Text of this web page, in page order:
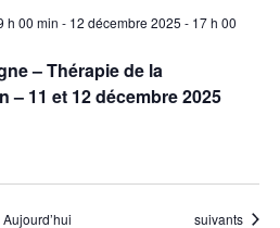
– Thérapie de la
– 11 et 12 décembre 2025
h 00 min - 12 décembre 2025 - 17 h 00
Aujourd’hui Évènements
suivants